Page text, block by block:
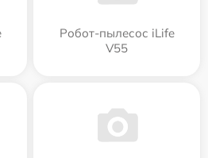
Робот-пылесос iLife
V55